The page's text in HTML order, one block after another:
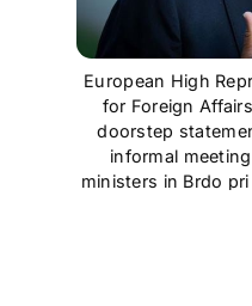
European High
for Foreign
doorstep
informal
ministers in Brdo